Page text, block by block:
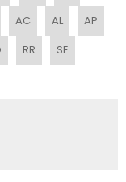
AC AL
AP
RR
SE